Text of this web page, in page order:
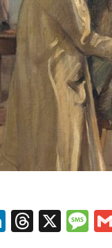
LinkedInThreads
X